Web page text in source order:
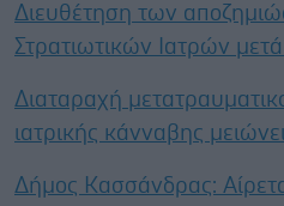
Διευθέτηση των
Στρατιωτικών Ιατρών
Διαταραχή
ιατρικής κάνναβης
Δήμος Κασσάνδρας: